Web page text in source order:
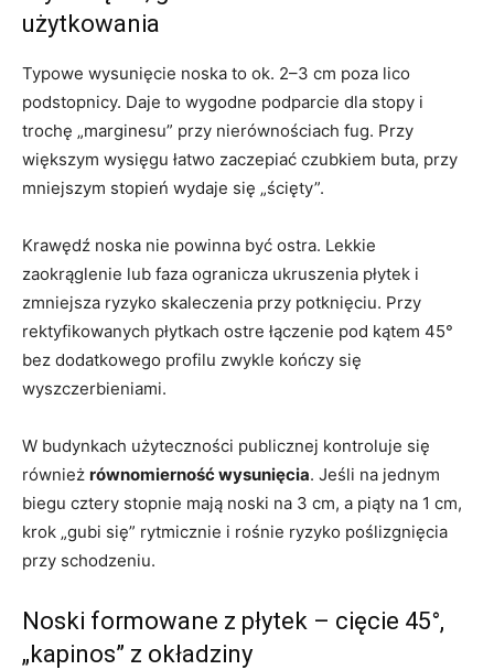
użytkowania
Typowe wysunięcie noska to ok. 2–3 cm poza lico
podstopnicy. Daje to wygodne podparcie dla stopy i
trochę „marginesu” przy nierównościach fug. Przy
większym wysięgu łatwo zaczepiać czubkiem buta, przy
mniejszym stopień wydaje się „ścięty”.
Krawędź noska nie powinna być ostra. Lekkie
zaokrąglenie lub faza ogranicza ukruszenia płytek i
zmniejsza ryzyko skaleczenia przy potknięciu. Przy
rektyfikowanych płytkach ostre łączenie pod kątem 45°
bez dodatkowego profilu zwykle kończy się
wyszczerbieniami.
W budynkach użyteczności publicznej kontroluje się
również równomierność wysunięcia. Jeśli na jednym
biegu cztery stopnie mają noski na 3 cm, a piąty na 1 cm,
krok „gubi się” rytmicznie i rośnie ryzyko poślizgnięcia
przy schodzeniu.
Noski formowane z płytek – cięcie 45°,
„kapinos” z okładziny